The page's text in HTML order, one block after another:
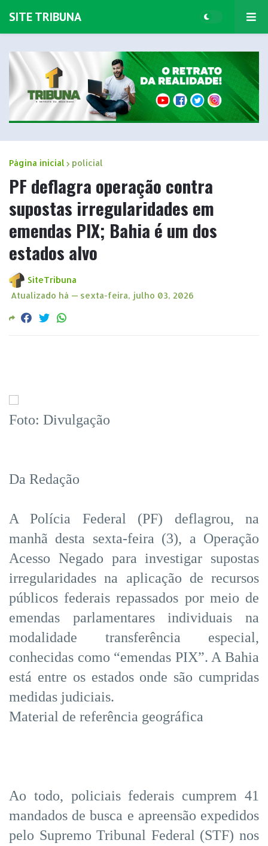
SITE TRIBUNA
Página inicial policial
PF deflagra operação contra
supostas irregularidades em
emendas PIX; Bahia é um dos
estados alvo
SiteTribuna
Atualizado há — sexta-feira, julho 03, 2026
Foto: Divulgação
Da Redação
A Polícia Federal (PF) deflagrou, na
manhã desta sexta-feira (3), a Operação
Acesso Negado para investigar supostas
irregularidades na aplicação de recursos
públicos federais repassados por meio de
emendas parlamentares individuais na
modalidade transferência especial,
conhecidas como “emendas PIX”. A Bahia
está entre os estados onde são cumpridas
medidas judiciais.
Material de referência geográfica
Ao todo, policiais federais cumprem 41
mandados de busca e apreensão expedidos
pelo Supremo Tribunal Federal (STF) nos